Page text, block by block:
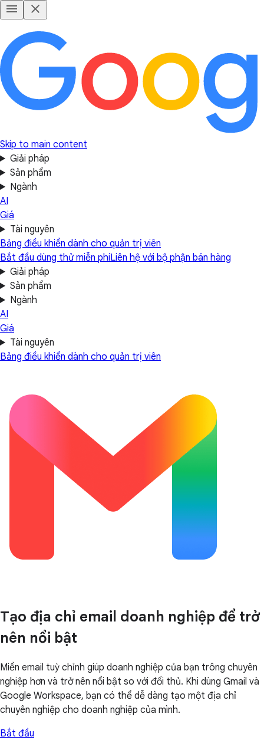
Skip to main content
Giải pháp
Sản phẩm
Ngành
AI
Giá
Tài nguyên
Bảng điều khiển dành cho quản trị viên
Bắt đầu dùng thử miễn phíLiên hệ với bộ phận bán hàng
Giải pháp
Sản phẩm
Ngành
AI
Giá
Tài nguyên
Bảng điều khiển dành cho quản trị viên
Tạo địa chỉ email doanh nghiệp để trở
nên nổi bật
Miền email tuỳ chỉnh giúp doanh nghiệp của bạn trông chuyên
nghiệp hơn và trở nên nổi bật so với đối thủ. Khi dùng Gmail và
Google Workspace, bạn có thể dễ dàng tạo một địa chỉ
chuyên nghiệp cho doanh nghiệp của mình.
Bắt đầu